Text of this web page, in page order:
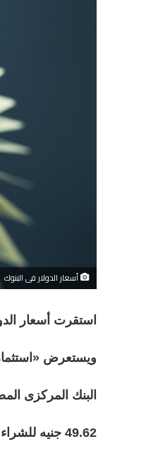
أسعار الدولار فى البنوك
استقرت أسعار الدولار، اليوم الثلاثاء 3 يونيو
ويستعرض
البنك المركزى
49.62 جنيه للشراء.